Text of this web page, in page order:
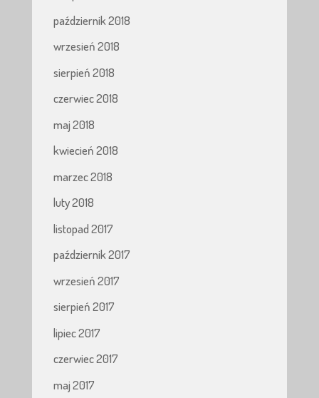
październik 2018
wrzesień 2018
sierpień 2018
czerwiec 2018
maj 2018
kwiecień 2018
marzec 2018
luty 2018
listopad 2017
październik 2017
wrzesień 2017
sierpień 2017
lipiec 2017
czerwiec 2017
maj 2017